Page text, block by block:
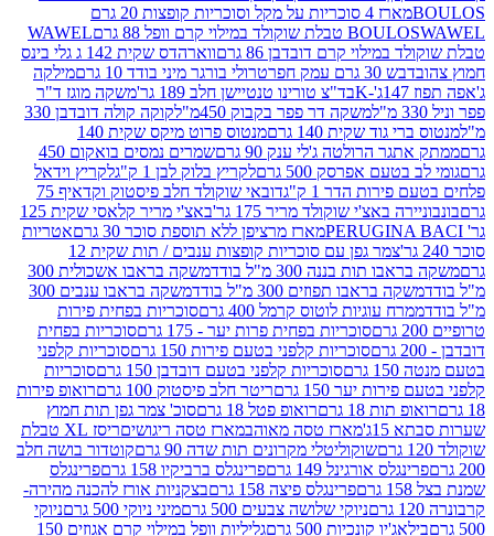
מארז 4 סוכריות על מקל וסוכריות קופצות 20 גרם
WAWEL
קרם דובדבן 86 גרם
ווארהדס שקית 142 ג גלי בינס
דבש 30 גרם עמק חפר
טרולי בורגר מיני בודד 10 גרם
מילקה
בד"צ טורינו טנטיישן חלב 189 גר'
משקה מוגז ד"ר
משקה דר פפר בקבוק 450מ"ל
קוקה קולה דובדבן 330
גוד שקית 140 גרם
מנטוס פרוט מיקס שקית 140
הרולטה ג'לי ענק 90 גרם
שמרים נמסים בואקום 450
אפרסק 500 גרם
לקריץ בלוק לבן 1 ק"ג
לקריץ וידאל
הדר 1 ק"ג
דובאי שוקולד חלב פיסטוק וקדאיף 75
באצ'י שוקולד מריר 175 גר'
באצ'י מריר קלאסי שקית 125
מארז מרציפן ללא תוספת סוכר 30 גרם
אטריות
צמר גפן עם סוכריות קופצות ענבים / תות שקית 12
תות בננה 300 מ"ל בודד
משקה בראבו אשכולית 300
בראבו תפוזים 300 מ"ל בודד
משקה בראבו ענבים 300
עוגיות לוטוס קרמל 400 גרם
סוכריות בפחית פירות
סוכריות בפחית פרות יער - 175 גרם
סוכריות בפחית
סוכריות קלפני בטעם פירות 150 גרם
סוכריות קלפני
סוכריות קלפני בטעם דובדבן 150 גרם
סוכריות
יער 150 גרם
ריטר חלב פיסטוק 100 גרם
רואופ פירות
תות 18 גרם
רואופ פטל 18 גרם
סוכ' צמר גפן תות חמוץ
מארז טסה מאוהב מארז טסה ריגושים
ריסז XL טבלת
שוקוליטלי מקרונים תות שדה 90 גרם
קוטדור בושה חלב
אורגינל 149 גרם
פרינגלס ברביקיו 158 גרם
פרינגלס
פרינגלס פיצה 158 גרם
בצקניות אורז להכנה מהירה-
ניוקי שלושה צבעים 500 גרם
מיני ניוקי 500 גרם
ניוקי
קונכיות 500 גרם
גליליות וופל במילוי קרם אגוזים 150